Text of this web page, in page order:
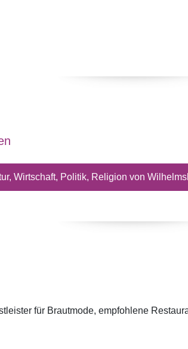
Wirtschaft, Politik, Religion von
für Brautmode, empfohlene